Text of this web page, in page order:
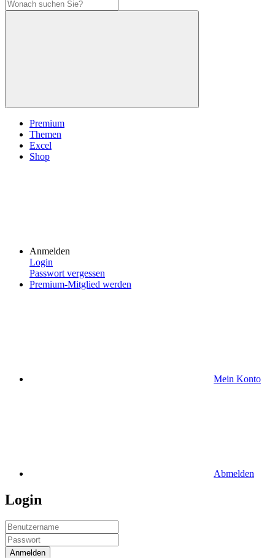
Premium
Themen
Excel
Shop
Anmelden
Login
Passwort vergessen
Premium-Mitglied werden
Mein Konto
Abmelden
Login
Anmelden